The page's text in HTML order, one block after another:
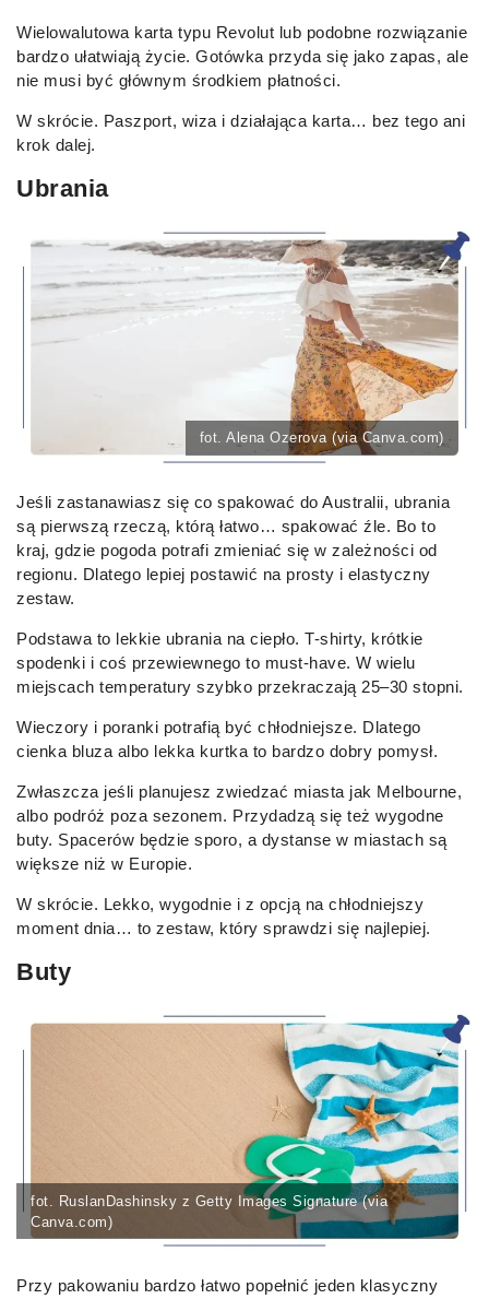
Wielowalutowa karta typu Revolut lub podobne rozwiązanie
bardzo ułatwiają życie. Gotówka przyda się jako zapas, ale
nie musi być głównym środkiem płatności.
W skrócie. Paszport, wiza i działająca karta… bez tego ani
krok dalej.
Ubrania
fot. Alena Ozerova (via Canva.com)
Jeśli zastanawiasz się co spakować do Australii, ubrania
są pierwszą rzeczą, którą łatwo… spakować źle. Bo to
kraj, gdzie pogoda potrafi zmieniać się w zależności od
regionu. Dlatego lepiej postawić na prosty i elastyczny
zestaw.
Podstawa to lekkie ubrania na ciepło. T-shirty, krótkie
spodenki i coś przewiewnego to must-have. W wielu
miejscach temperatury szybko przekraczają 25–30 stopni.
Wieczory i poranki potrafią być chłodniejsze. Dlatego
cienka bluza albo lekka kurtka to bardzo dobry pomysł.
Zwłaszcza jeśli planujesz zwiedzać miasta jak Melbourne,
albo podróż poza sezonem. Przydadzą się też wygodne
buty. Spacerów będzie sporo, a dystanse w miastach są
większe niż w Europie.
W skrócie. Lekko, wygodnie i z opcją na chłodniejszy
moment dnia… to zestaw, który sprawdzi się najlepiej.
Buty
fot. RuslanDashinsky z Getty Images Signature (via
Canva.com)
Przy pakowaniu bardzo łatwo popełnić jeden klasyczny